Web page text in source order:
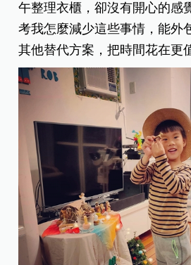
午整理衣櫃，卻沒有開心的感
考我怎麼減少這些事情，能外
其他替代方案，把時間花在更